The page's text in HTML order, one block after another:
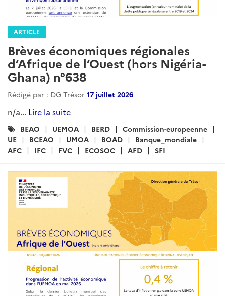
ARTICLE
Brèves économiques régionales
d’Afrique de l’Ouest (hors Nigéria-
Ghana) n°638
Rédigé par : DG Trésor 17 juillet 2026
n/a... Lire la suite
Catégories
:
BEAO UEMOA BERD
Commission-europeenne
UE
BCEAO UMOA BOAD
Banque_mondiale
AFC
IFC FVC ECOSOC AFD SFI